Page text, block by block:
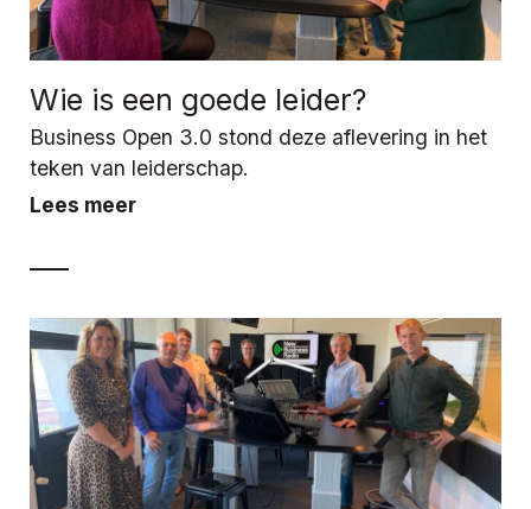
Wie is een goede leider?
Business Open 3.0 stond deze aflevering in het
teken van leiderschap.
Lees meer